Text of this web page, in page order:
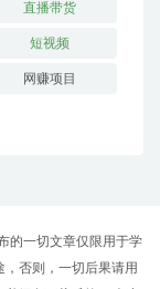
直播带货
短视频
网赚项目
的一切文章仅限用于学
否则，一切后果请用